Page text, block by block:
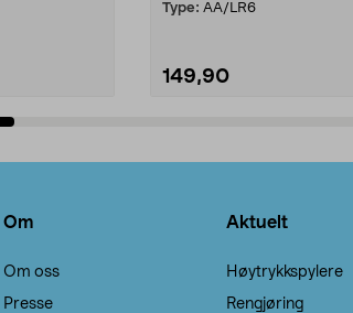
Type: AA/LR6
149,90
Om
Om oss
Presse
Aktuelt
Høytrykkspylere
Rengjøring